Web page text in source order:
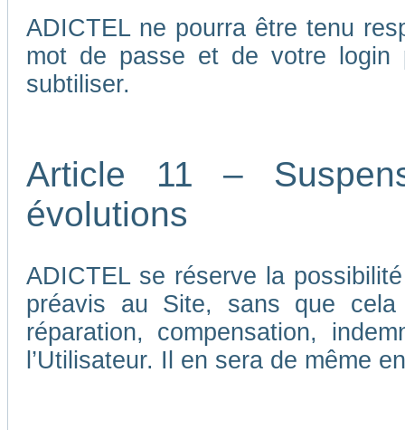
ADICTEL ne pourra être tenu
mot de passe et de votre
subtiliser.
Article 11 –
évolutions
ADICTEL se réserve la
préavis au Site, sans que
réparation, compensation,
l’Utilisateur. Il en sera de même